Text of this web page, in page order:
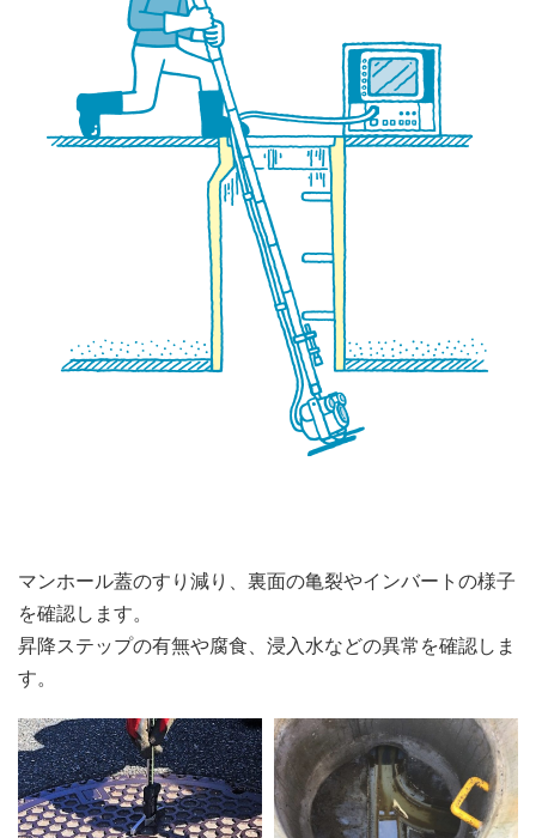
マンホール蓋のすり減り、裏面の亀裂やインバートの様子
を確認します。
昇降ステップの有無や腐食、浸入水などの異常を確認しま
す。